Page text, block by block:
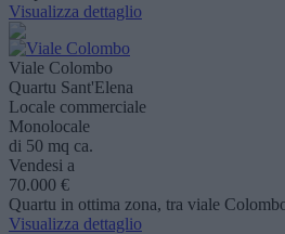
Visualizza dettaglio
Viale Colombo
Quartu Sant'Elena
Locale commerciale
Monolocale
di 50 mq ca.
Vendesi a
70.000 €
Quartu in ottima zona, tra viale
Visualizza dettaglio